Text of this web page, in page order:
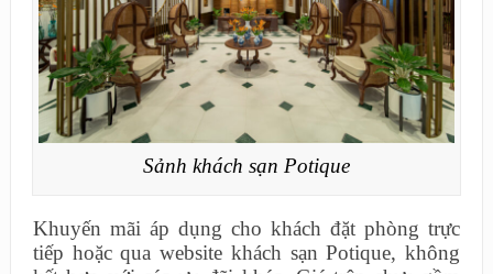
Sảnh khách sạn Potique
Khuyến mãi áp dụng cho khách đặt phòng trực
tiếp hoặc qua website khách sạn Potique, không